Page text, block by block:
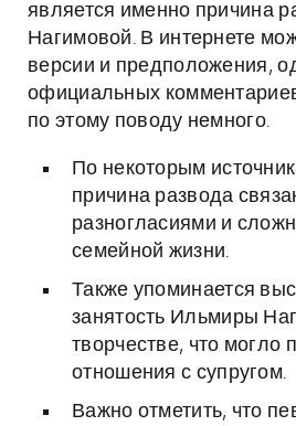
является именно причина
Нагимовой. В интернете
версии и предположения,
официальных
по этому поводу немного.
По некоторым
причина развода
разногласиями и
семейной жизни.
Также упоминается
занятость Ильмиры
творчестве, что могло
отношения с супругом.
Важно отметить, что